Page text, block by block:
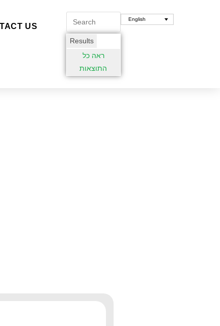
US
Results
ראה כל
התוצאות
English